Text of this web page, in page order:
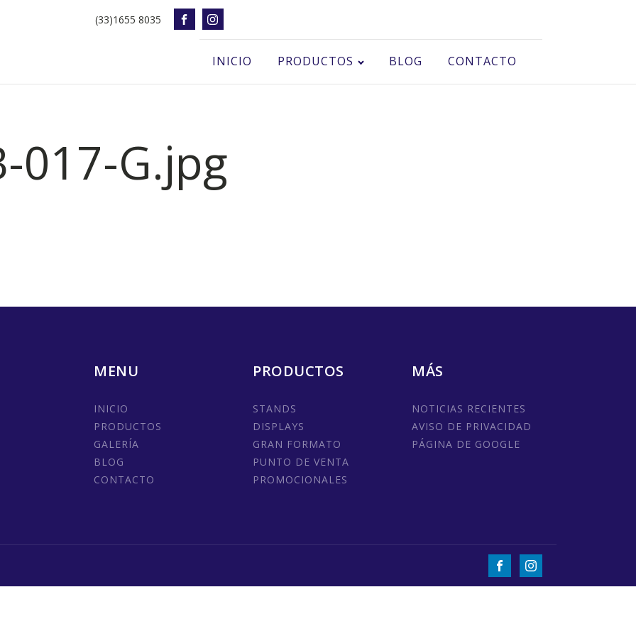
(33)1655 8035
INICIO PRODUCTOS BLOG CONTACTO
017-G.jpg
MENU
INICIO
PRODUCTOS
GALERÍA
BLOG
CONTACTO
PRODUCTOS
STANDS
DISPLAYS
GRAN FORMATO
PUNTO DE VENTA
PROMOCIONALES
MÁS
NOTICIAS RECIENTES
AVISO DE PRIVACIDAD
PÁGINA DE GOOGLE